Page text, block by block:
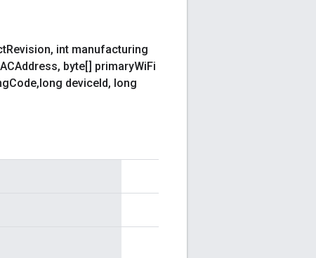
Revision, int manufacturing
, byte[] primaryWiFi
Code,long deviceId, long